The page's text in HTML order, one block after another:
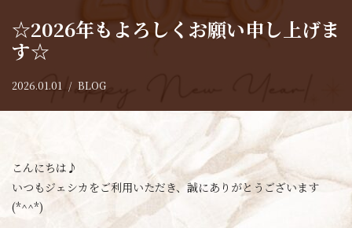
へ
ス
ッ
プ
☆2026年もよろしくお願い申し上げま
す☆
2026.01.01 BLOG
こんにちは♪
いつもジェシカをご利用いただき、誠にありがとうございます
(*^^*)